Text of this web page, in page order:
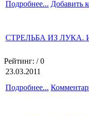
Подробнее... Добавить
СТРЕЛЬБА ИЗ
Рейтинг: / 0
23.03.2011
Подробнее...